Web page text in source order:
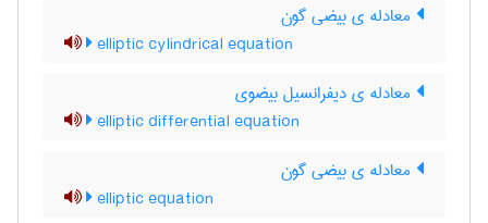
معادله ی بیضی گون
elliptic cylindrical equation
معادله ی دیفرانسیل بیضوی
elliptic differential equation
معادله ی بیضی گون
elliptic equation